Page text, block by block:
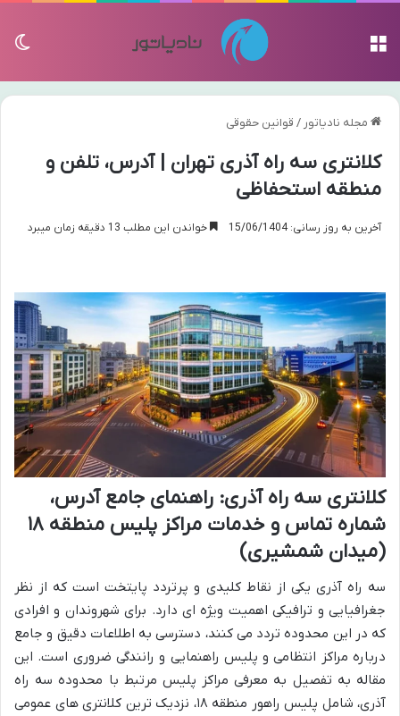
مجله نادیاتور / قوانین حقوقی
کلانتری سه راه آذری تهران | آدرس، تلفن و
منطقه استحفاظی
آخرین به روز رسانی: 15/06/1404 خواندن این مطلب 13 دقیقه زمان میبرد
کلانتری سه راه آذری: راهنمای جامع آدرس،
شماره تماس و خدمات مراکز پلیس منطقه ۱۸
(میدان شمشیری)
سه راه آذری یکی از نقاط کلیدی و پرتردد پایتخت است که از نظر
جغرافیایی و ترافیکی اهمیت ویژه ای دارد. برای شهروندان و افرادی
که در این محدوده تردد می کنند، دسترسی به اطلاعات دقیق و جامع
درباره مراکز انتظامی و پلیس راهنمایی و رانندگی ضروری است. این
مقاله به تفصیل به معرفی مراکز پلیس مرتبط با محدوده سه راه
آذری، شامل پلیس راهور منطقه ۱۸، نزدیک ترین کلانتری های عمومی